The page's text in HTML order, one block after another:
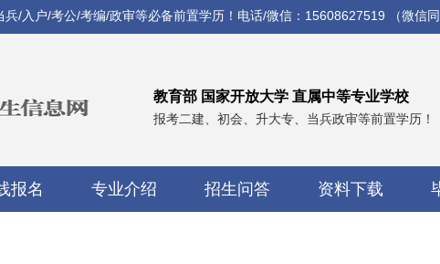
/入户/考公/考编/政审等必备前置学历！电话/微信：15608627519 （微信
教育部 国家开放大学 直属中等专业学校
报考二建、初会、升大专、当兵政审等前置学历！
报名 专业介绍 招生问答 资料下载